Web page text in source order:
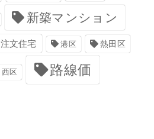
新築マンション
注文住宅 港区 熱田区
西区 路線価